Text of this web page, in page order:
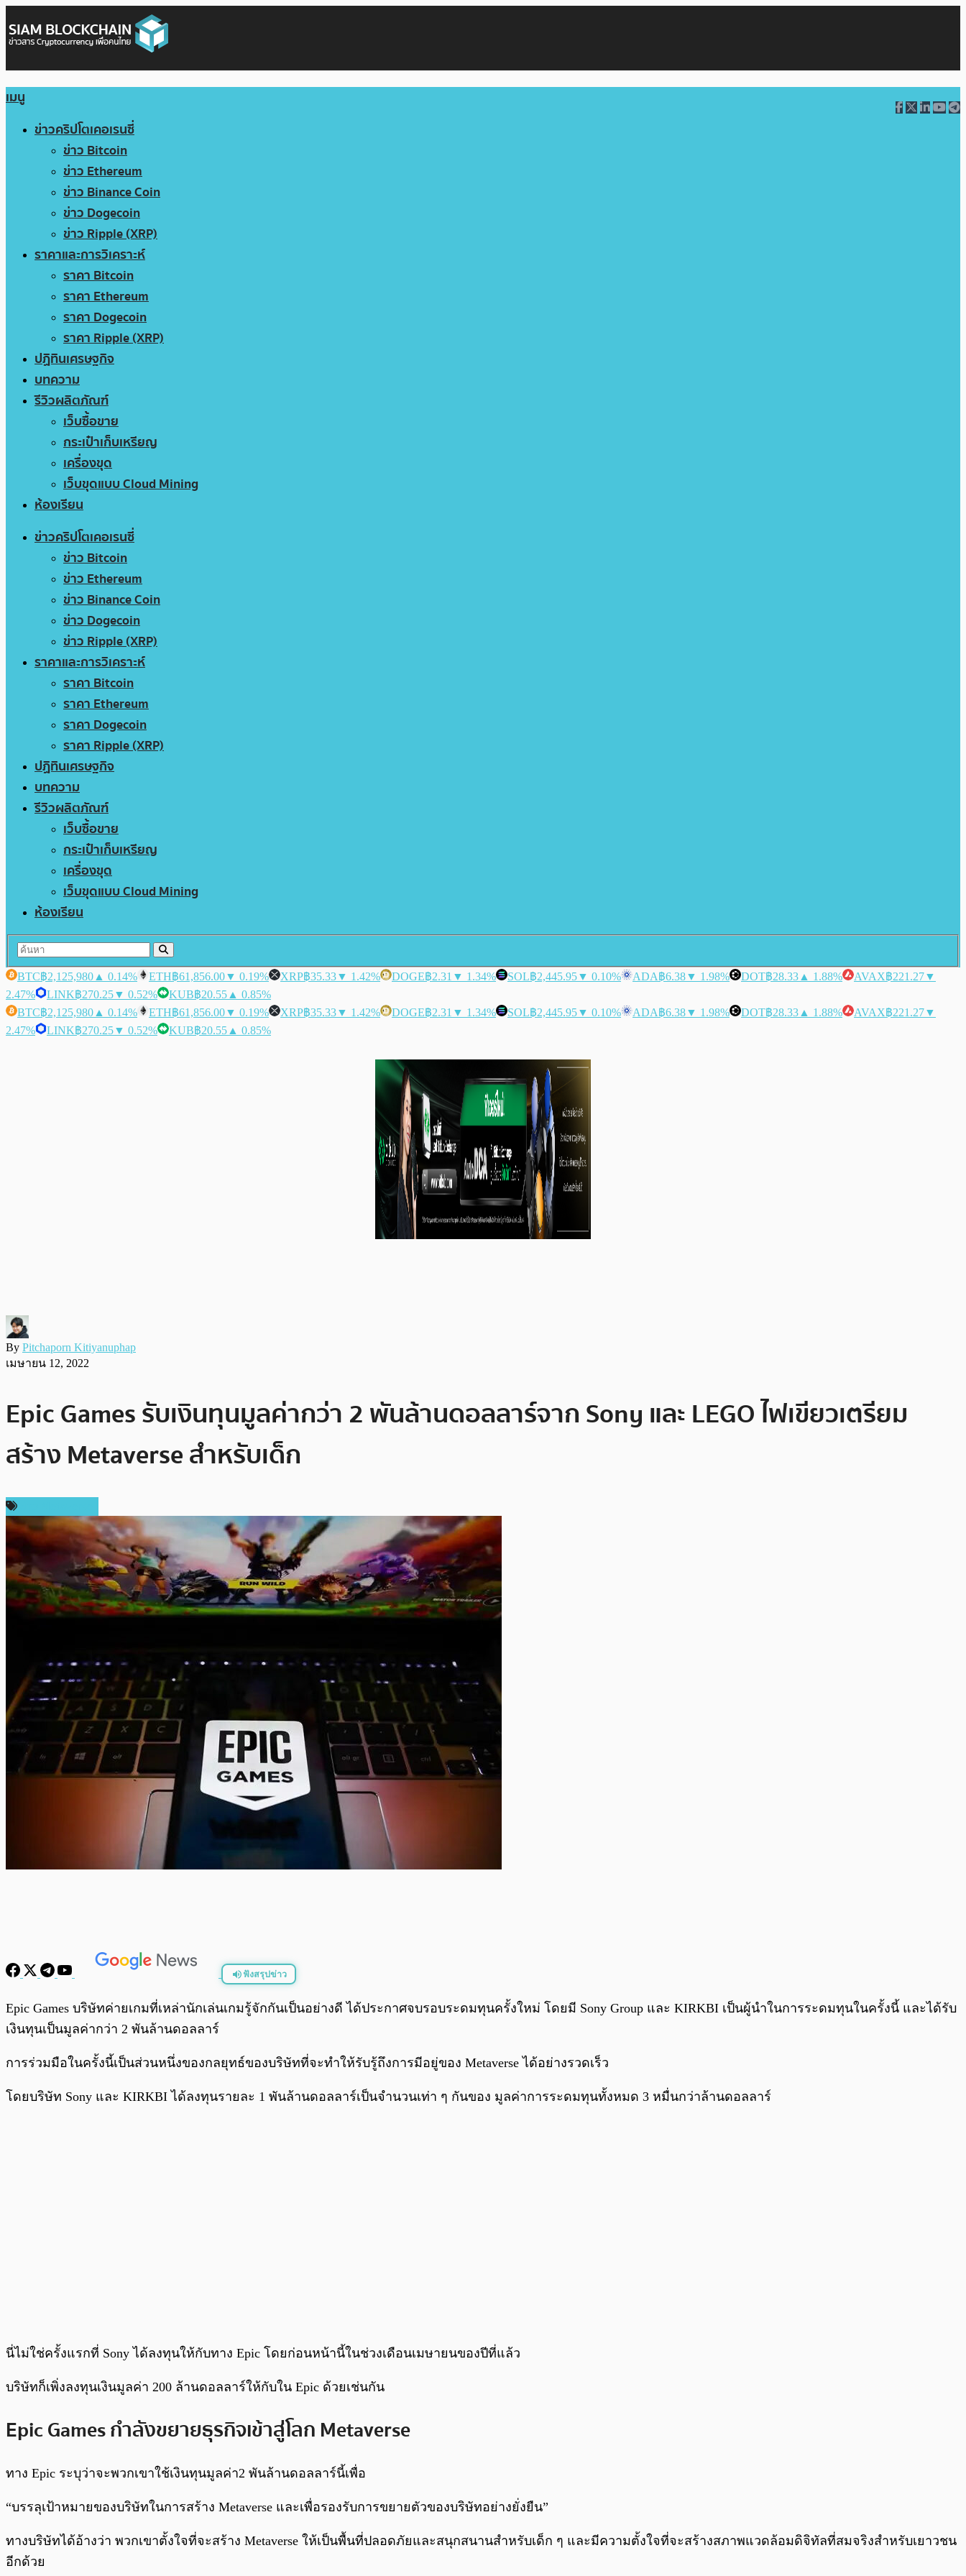
เมนู
ข่าวคริปโตเคอเรนซี่
ข่าว Bitcoin
ข่าว Ethereum
ข่าว Binance Coin
ข่าว Dogecoin
ข่าว Ripple (XRP)
ราคาและการวิเคราะห์
ราคา Bitcoin
ราคา Ethereum
ราคา Dogecoin
ราคา Ripple (XRP)
ปฏิทินเศรษฐกิจ
บทความ
รีวิวผลิตภัณฑ์
เว็บซื้อขาย
กระเป๋าเก็บเหรียญ
เครื่องขุด
เว็บขุดแบบ Cloud Mining
ห้องเรียน
ข่าวคริปโตเคอเรนซี่
ข่าว Bitcoin
ข่าว Ethereum
ข่าว Binance Coin
ข่าว Dogecoin
ข่าว Ripple (XRP)
ราคาและการวิเคราะห์
ราคา Bitcoin
ราคา Ethereum
ราคา Dogecoin
ราคา Ripple (XRP)
ปฏิทินเศรษฐกิจ
บทความ
รีวิวผลิตภัณฑ์
เว็บซื้อขาย
กระเป๋าเก็บเหรียญ
เครื่องขุด
เว็บขุดแบบ Cloud Mining
ห้องเรียน
BTC฿2,125,980 ▲ 0.14% ETH฿61,856.00▼ 0.19% XRP฿35.33▼ 1.42% DOGE฿2.31 ▼ 1.34% SOL฿2,445.95▼ 0.10% ADA฿6.38▼ 1.98% DOT฿28.33 ▲ 1.88% AVAX฿221.27▼
2.47%
LINK฿270.25▼ 0.52% KUB฿20.55 ▲ 0.85%
BTC฿2,125,980 ▲ 0.14% ETH฿61,856.00▼ 0.19% XRP฿35.33▼ 1.42% DOGE฿2.31 ▼ 1.34% SOL฿2,445.95▼ 0.10% ADA฿6.38▼ 1.98% DOT฿28.33 ▲ 1.88% AVAX฿221.27▼
2.47%
LINK฿270.25▼ 0.52% KUB฿20.55 ▲ 0.85%
By Pitchaporn Kitiyanuphap
เมษายน 12, 2022
Epic Games รับเงินทุนมูลค่ากว่า 2 พันล้านดอลลาร์จาก Sony และ LEGO ไฟเขียวเตรียม
สร้าง Metaverse สำหรับเด็ก
ฟังสรุปข่าว
0:00/0:00
Epic Games บริษัทค่ายเกมที่เหล่านักเล่นเกมรู้จักกันเป็นอย่างดี ได้ประกาศจบรอบระดมทุนครั้งใหม่ โดยมี Sony Group และ KIRKBI เป็นผู้นำในการระดมทุนในครั้งนี้ และได้รับ
เงินทุนเป็นมูลค่ากว่า 2 พันล้านดอลลาร์
การร่วมมือในครั้งนี้เป็นส่วนหนึ่งของกลยุทธ์ของบริษัทที่จะทำให้รับรู้ถึงการมีอยู่ของ Metaverse ได้อย่างรวดเร็ว
โดยบริษัท Sony และ KIRKBI ได้ลงทุนรายละ 1 พันล้านดอลลาร์เป็นจำนวนเท่า ๆ กันของ มูลค่าการระดมทุนทั้งหมด 3 หมื่นกว่าล้านดอลลาร์
นี่ไม่ใช่ครั้งแรกที่ Sony ได้ลงทุนให้กับทาง Epic โดยก่อนหน้านี้ในช่วงเดือนเมษายนของปีที่แล้ว
บริษัทก็เพิ่งลงทุนเงินมูลค่า 200 ล้านดอลลาร์ให้กับใน Epic ด้วยเช่นกัน
Epic Games กำลังขยายธุรกิจเข้าสู่โลก Metaverse
ทาง Epic ระบุว่าจะพวกเขาใช้เงินทุนมูลค่า2 พันล้านดอลลาร์นี้เพื่อ
“บรรลุเป้าหมายของบริษัทในการสร้าง Metaverse และเพื่อรองรับการขยายตัวของบริษัทอย่างยั่งยืน”
ทางบริษัทได้อ้างว่า พวกเขาตั้งใจที่จะสร้าง Metaverse ให้เป็นพื้นที่ปลอดภัยและสนุกสนานสำหรับเด็ก ๆ และมีความตั้งใจที่จะสร้างสภาพแวดล้อมดิจิทัลที่สมจริงสำหรับเยาวชน
อีกด้วย